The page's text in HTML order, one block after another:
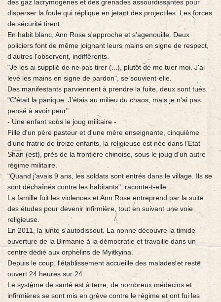
des gaz lacrymogènes et des grenades assourdissantes pour
disperser la foule qui réplique en jetant des projectiles. Les forces
de sécurité tirent.
En habit blanc, Ann Rose s'approche et s'agenouille. Deux
policiers font de même joignant leurs mains en signe de respect,
d'autres l'observent, indifférents.
"Je les ai supplié de ne pas tirer (...), plutôt de me tuer moi. J'ai
levé les mains en signe de pardon", se souvient-elle.
Des manifestants parviennent à prendre la fuite, deux sont tués.
"C'était la panique. J'étais au milieu du chaos, mais je n'ai pas
pensé à avoir peur".
- Une enfant sous le joug militaire -
Fille d'un père pasteur et d'une mère enseignante, cinquième
d'une fratrie de treize enfants, la religieuse est née dans l'Etat
Shan (est), près de la frontière chinoise, sous le joug d'un autre
régime militaire.
"Quand j'avais 9 ans, les soldats sont entrés dans le village. Ils se
sont déchaînés contre les habitants", raconte-t-elle.
La famille fuit les violences et Ann Rose entreprend par la suite
des études pour devenir infirmière, tout en suivant une voie
religieuse.
En 2011, la junte s'autodissout. La nonne découvre la timide
ouverture de la Birmanie à la démocratie et travaille dans un
centre dédié aux orphelins de Myitkyina.
Depuis le coup, l'établissement accueille des malades et reste
ouvert 24 heures sur 24.
Le système de santé est à terre, de nombreux médecins et
infirmières se sont mis en grève contre le régime et ont fui les